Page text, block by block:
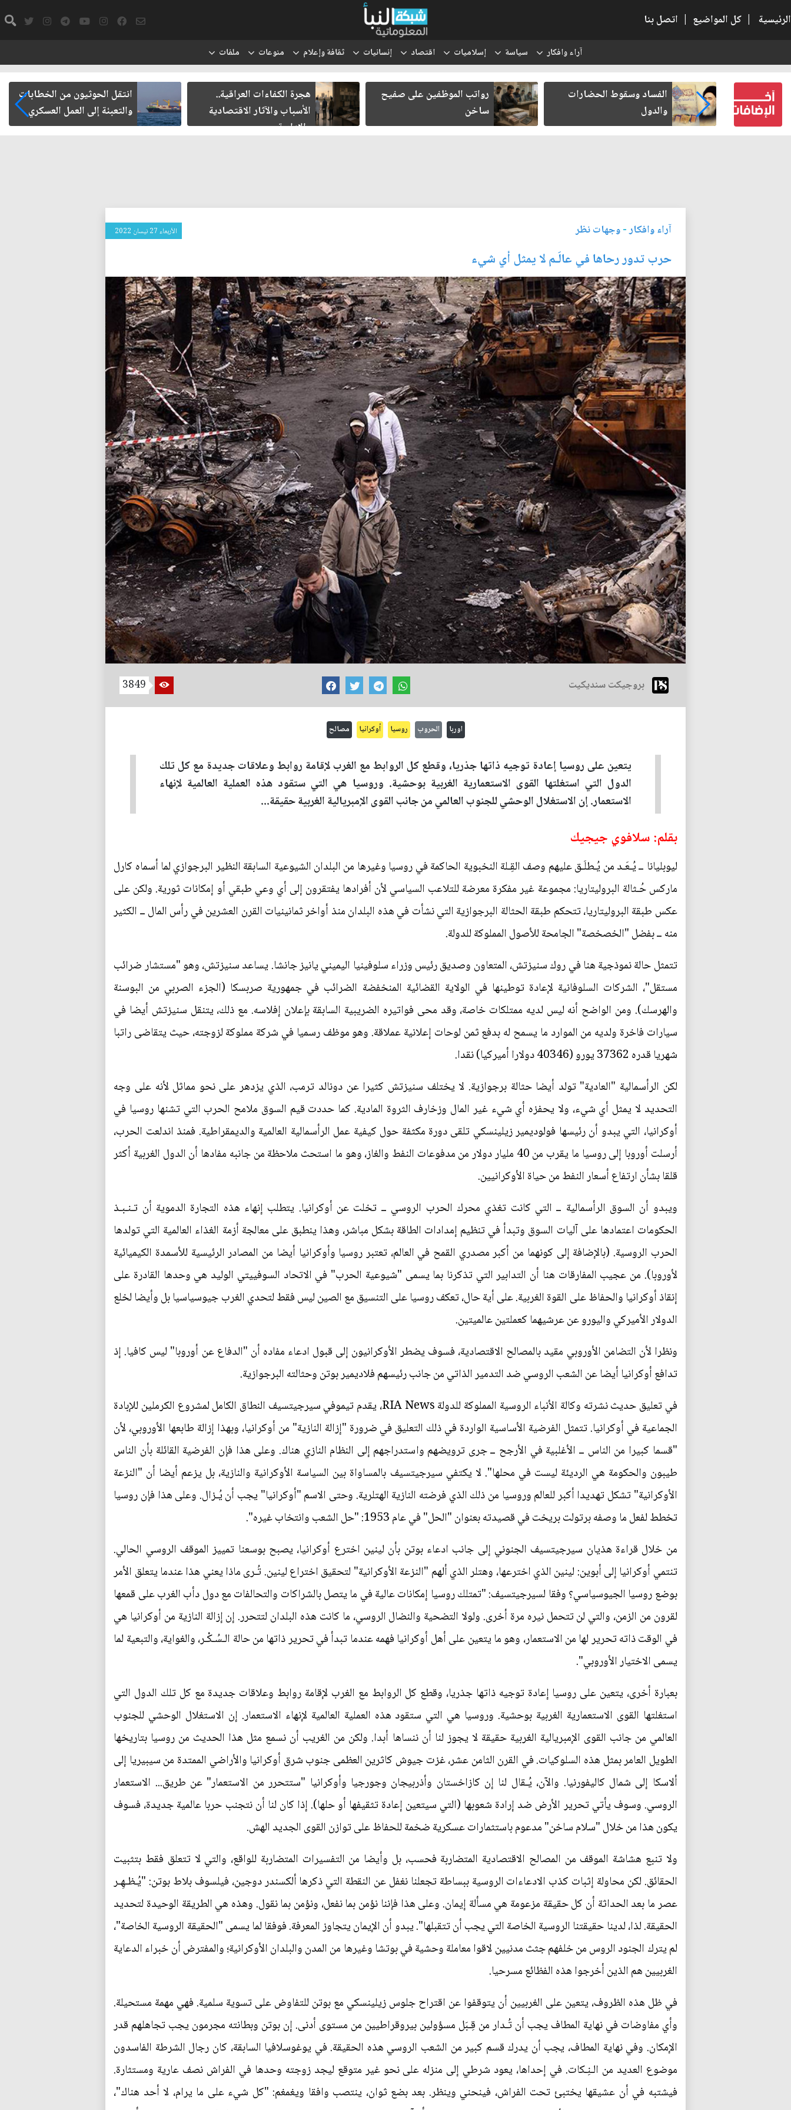
الرئيسية | كل المواضيع | اتصل بنا
آراء وافكار سياسة إسلاميات اقتصاد إنسانيات ثقافة وإعلام منوعات ملفات
كتب لنفسه
الفساد وسقوط الحضارات
والدول
رواتب الموظفين على صفيح
ساخن
هجرة الكفاءات العراقية..
الأسباب والآثار الاقتصادية
والإدارية
انتقل الحوثيون من الخطابات
والتعبئة إلى العمل العسكري
آراء وافكار-وجهات نظر الأربعاء 27 نيسان 2022
حرب تدور رحاها في عالَـم لا يمثل أي شيء
بروجيكت سنديكيت 3849
اوربا الحروب روسيا أوكرانيا مصالح
يتعين على روسيا إعادة توجيه ذاتها جذريا، وقطع كل الروابط مع الغرب لإقامة روابط وعلاقات جديدة مع كل تلك
الدول التي استغلتها القوى الاستعمارية الغربية بوحشية. وروسيا هي التي ستقود هذه العملية العالمية لإنهاء
الاستعمار. إن الاستغلال الوحشي للجنوب العالمي من جانب القوى الإمبريالية الغربية حقيقة...
بقلم: سلافوي جيجيك
ليوبليانا ــ يُـعَـد من يُـطلَـق عليهم وصف القِـلة النخبوية الحاكمة في روسيا وغيرها من البلدان الشيوعية السابقة النظير البرجوازي لما أسماه كارل
ماركس حُـثالة البروليتاريا: مجموعة غير مفكرة معرضة للتلاعب السياسي لأن أفرادها يفتقرون إلى أي وعي طبقي أو إمكانات ثورية. ولكن على
عكس طبقة البروليتاريا، تتحكم طبقة الحثالة البرجوازية التي نشأت في هذه البلدان منذ أواخر ثمانينيات القرن العشرين في رأس المال ــ الكثير
منه ــ بفضل "الخصخصة" الجامحة للأصول المملوكة للدولة.
تتمثل حالة نموذجية هنا في روك سنيزتش، المتعاون وصديق رئيس وزراء سلوفينيا اليميني يانيز جانشا. يساعد سنيزتش، وهو "مستشار ضرائب
مستقل"، الشركات السلوفانية لإعادة توطينها في الولاية القضائية المنخفضة الضرائب في جمهورية صربسكا (الجزء الصربي من البوسنة
والهرسك). ومن الواضح أنه ليس لديه ممتلكات خاصة، وقد محى فواتيره الضريبية السابقة بإعلان إفلاسه. مع ذلك، يتنقل سنيزتش أيضا في
سيارات فاخرة ولديه من الموارد ما يسمح له بدفع ثمن لوحات إعلانية عملاقة. وهو موظف رسميا في شركة مملوكة لزوجته، حيث يتقاضى راتبا
شهريا قدره 37362 يورو (40346 دولارا أميركيا) نقدا.
لكن الرأسمالية "العادية" تولد أيضا حثالة برجوازية. لا يختلف سنيزتش كثيرا عن دونالد ترمب، الذي يزدهر على نحو مماثل لأنه على وجه
التحديد لا يمثل أي شيء، ولا يحفزه أي شيء غير المال وزخارف الثروة المادية. كما حددت قيم السوق ملامح الحرب التي تشنها روسيا في
أوكرانيا، التي يبدو أن رئيسها فولوديمير زيلينسكي تلقى دورة مكثفة حول كيفية عمل الرأسمالية العالمية والديمقراطية. فمنذ اندلعت الحرب،
أرسلت أوروبا إلى روسيا ما يقرب من 40 مليار دولار من مدفوعات النفط والغاز، وهو ما استحث ملاحظة من جانبه مفادها أن الدول الغربية أكثر
قلقا بشأن ارتفاع أسعار النفط من حياة الأوكرانيين.
ويبدو أن السوق الرأسمالية ــ التي كانت تغذي محرك الحرب الروسي ــ تخلت عن أوكرانيا. يتطلب إنهاء هذه التجارة الدموية أن تـنـبـذ
الحكومات اعتمادها على آليات السوق وتبدأ في تنظيم إمدادات الطاقة بشكل مباشر، وهذا ينطبق على معالجة أزمة الغذاء العالمية التي تولدها
الحرب الروسية. (بالإضافة إلى كونهما من أكبر مصدري القمح في العالم، تعتبر روسيا وأوكرانيا أيضا من المصادر الرئيسية للأسمدة الكيميائية
لأوروبا). من عجيب المفارقات هنا أن التدابير التي تذكرنا بما يسمى "شيوعية الحرب" في الاتحاد السوفييتي الوليد هي وحدها القادرة على
إنقاذ أوكرانيا والحفاظ على القوة الغربية. على أية حال، تعكف روسيا على التنسيق مع الصين ليس فقط لتحدي الغرب جيوسياسيا بل وأيضا لخلع
الدولار الأميركي واليورو عن عرشيهما كعملتين عالميتين.
ونظرا لأن التضامن الأوروبي مقيد بالمصالح الاقتصادية، فسوف يضطر الأوكرانيون إلى قبول ادعاء مفاده أن "الدفاع عن أوروبا" ليس كافيا. إذ
تدافع أوكرانيا أيضا عن الشعب الروسي ضد التدمير الذاتي من جانب رئيسهم فلاديمير بوتن وحثالته البرجوازية.
في تعليق حديث نشرته وكالة الأنباء الروسية المملوكة للدولة RIA News، يقدم تيموفي سيرجيتسيف النطاق الكامل لمشروع الكرملين للإبادة
الجماعية في أوكرانيا. تتمثل الفرضية الأساسية الواردة في ذلك التعليق في ضرورة "إزالة النازية" من أوكرانيا، وبهذا إزالة طابعها الأوروبي، لأن
"قسما كبيرا من الناس ــ الأغلبية في الأرجح ــ جرى ترويضهم واستدراجهم إلى النظام النازي هناك. وعلى هذا فإن الفرضية القائلة بأن الناس
طيبون والحكومة هي الرديئة ليست في محلها". لا يكتفي سيرجيتسيف بالمساواة بين السياسة الأوكرانية والنازية، بل يزعم أيضا أن "النزعة
الأوكرانية" تشكل تهديدا أكبر للعالم وروسيا من ذلك الذي فرضته النازية الهتلرية. وحتى الاسم "أوكرانيا" يجب أن يُـزال. وعلى هذا فإن روسيا
تخطط لفعل ما وصفه برتولت بريخت في قصيدته بعنوان "الحل" في عام 1953: "حل الشعب وانتخاب غيره".
من خلال قراءة هذيان سيرجيتسيف الجنوني إلى جانب ادعاء بوتن بأن لينين اخترع أوكرانيا، يصبح بوسعنا تمييز الموقف الروسي الحالي.
تنتمي أوكرانيا إلى أبوين: لينين الذي اخترعها، وهتلر الذي ألهم "النزعة الأوكرانية" لتحقيق اختراع لينين. تُـرى ماذا يعني هذا عندما يتعلق الأمر
بوضع روسيا الجيوسياسي؟ وفقا لسيرجيتسيف: "تمتلك روسيا إمكانات عالية في ما يتصل بالشراكات والتحالفات مع دول دأب الغرب على قمعها
لقرون من الزمن، والتي لن تتحمل نيره مرة أخرى. ولولا التضحية والنضال الروسي، ما كانت هذه البلدان لتتحرر. إن إزالة النازية من أوكرانيا هي
في الوقت ذاته تحرير لها من الاستعمار، وهو ما يتعين على أهل أوكرانيا فهمه عندما تبدأ في تحرير ذاتها من حالة الـسُـكْـر، والغواية، والتبعية لما
يسمى الاختيار الأوروبي".
بعبارة أخرى، يتعين على روسيا إعادة توجيه ذاتها جذريا، وقطع كل الروابط مع الغرب لإقامة روابط وعلاقات جديدة مع كل تلك الدول التي
استغلتها القوى الاستعمارية الغربية بوحشية. وروسيا هي التي ستقود هذه العملية العالمية لإنهاء الاستعمار. إن الاستغلال الوحشي للجنوب
العالمي من جانب القوى الإمبريالية الغربية حقيقة لا يجوز لنا أن ننساها أبدا. ولكن من الغريب أن نسمع مثل هذا الحديث من روسيا بتاريخها
الطويل العامر بمثل هذه السلوكيات. في القرن الثامن عشر، غزت جيوش كاثرين العظمى جنوب شرق أوكرانيا والأراضي الممتدة من سيبيريا إلى
ألاسكا إلى شمال كاليفورنيا. والآن، يُـقال لنا إن كازاخستان وأذربيجان وجورجيا وأوكرانيا "ستتحرر من الاستعمار" عن طريق... الاستعمار
الروسي. وسوف يأتي تحرير الأرض ضد إرادة شعوبها (التي سيتعين إعادة تثقيفها أو حلها). إذا كان لنا أن نتجنب حربا عالمية جديدة، فسوف
يكون هذا من خلال "سلام ساخن" مدعوم باستثمارات عسكرية ضخمة للحفاظ على توازن القوى الجديد الهش.
ولا تنبع هشاشة الموقف من المصالح الاقتصادية المتضاربة فحسب، بل وأيضا من التفسيرات المتضاربة للواقع، والتي لا تتعلق فقط بتثبيت
الحقائق. لكن محاولة إثبات كذب الادعاءات الروسية ببساطة تجعلنا نغفل عن النقطة التي ذكرها ألكسندر دوجين، فيلسوف بلاط بوتن: "يُـظـهِـر
عصر ما بعد الحداثة أن كل حقيقة مزعومة هي مسألة إيمان. وعلى هذا فإننا نؤمن بما نفعل، ونؤمن بما نقول. وهذه هي الطريقة الوحيدة لتحديد
الحقيقة. لذا، لدينا حقيقتنا الروسية الخاصة التي يجب أن تتقبلها". يبدو أن الإيمان يتجاوز المعرفة. فوفقا لما يسمى "الحقيقة الروسية الخاصة"،
لم يترك الجنود الروس من خلفهم جثث مدنيين لاقوا معاملة وحشية في بوتشا وغيرها من المدن والبلدان الأوكرانية؛ والمفترض أن خبراء الدعاية
الغربيين هم الذين أخرجوا هذه الفظائع مسرحيا.
في ظل هذه الظروف، يتعين على الغربيين أن يتوقفوا عن اقتراح جلوس زيلينسكي مع بوتن للتفاوض على تسوية سلمية. فهي مهمة مستحيلة.
وأي مفاوضات في نهاية المطاف يجب أن تُـدار من قِـبَل مسؤولين بيروقراطيين من مستوى أدنى. إن بوتن وبطانته مجرمون يجب تجاهلهم قدر
الإمكان. وفي نهاية المطاف، يجب أن يدرك قسم كبير من الشعب الروسي هذه الحقيقة. في يوغوسلافيا السابقة، كان رجال الشرطة الفاسدون
موضوع العديد من الـنِـكات. في إحداها، يعود شرطي إلى منزله على نحو غير متوقع ليجد زوجته وحدها في الفراش نصف عارية ومستثارة.
فيشتبه في أن عشيقها يختبئ تحت الفراش، فينحني وينظر. بعد بضع ثوان، ينتصب وافقا ويغمغم: "كل شيء على ما يرام، لا أحد هناك"،